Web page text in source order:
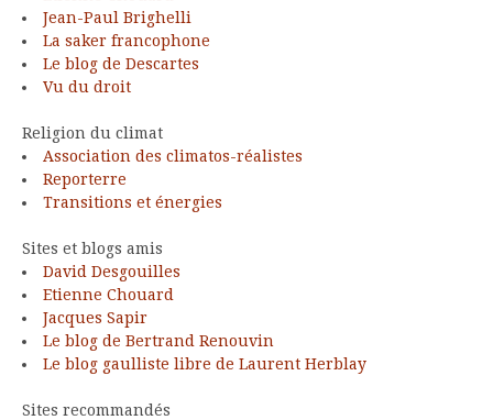
Jean-Paul Brighelli
La saker francophone
Le blog de Descartes
Vu du droit
Religion du climat
Association des climatos-réalistes
Reporterre
Transitions et énergies
Sites et blogs amis
David Desgouilles
Etienne Chouard
Jacques Sapir
Le blog de Bertrand Renouvin
Le blog gaulliste libre de Laurent Herblay
Sites recommandés